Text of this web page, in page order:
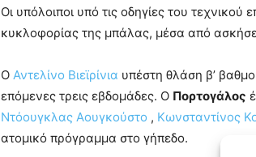
Οι υπόλοιποι υπό τις οδηγίες του τεχνικού
κυκλοφορίας της μπάλας, μέσα από
Ο Αντελίνο Βιεϊρίνια υπέστη θλάση β’
επόμενες τρεις εβδομάδες. Ο Πορτογάλος
Ντόουγκλας Αουγκούστο , Κωνσταντίνος
ατομικό πρόγραμμα στο γήπεδο.